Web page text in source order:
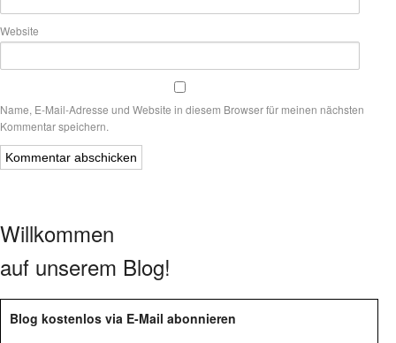
Website
Name, E-Mail-Adresse und Website in diesem Browser für meinen nächsten
Kommentar speichern.
Willkommen
auf unserem Blog!
Blog kostenlos via E-Mail abonnieren